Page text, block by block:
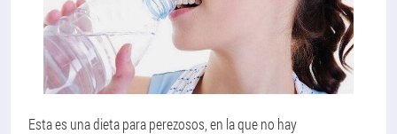
Esta es una dieta para perezosos, en la que no hay